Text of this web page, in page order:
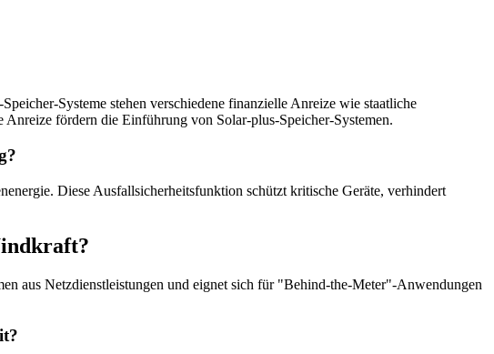
Systeme stehen verschiedene finanzielle Anreize wie staatliche
fördern die Einführung von Solar-plus-Speicher-Systemen.
Diese Ausfallsicherheitsfunktion schützt kritische Geräte, verhindert
aus Netzdienstleistungen und eignet sich für "Behind-the-Meter"-Anwendungen